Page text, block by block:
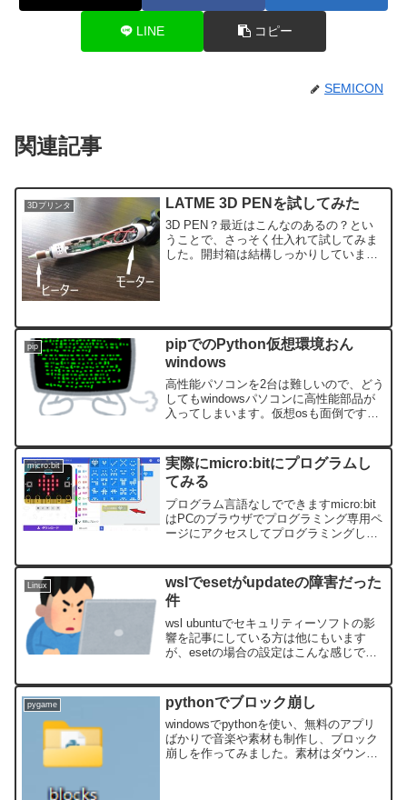
LINE コピー
SEMICON
関連記事
3Dプリンタ LATME 3D PENを試してみた
3D PEN？最近はこんなのあるの？とい
うことで、さっそく仕入れて試してみま
した。開封箱は結構しっかりしていま
pip
pipでのPython仮想環境おん
windows
高性能パソコンを2台は難しいので、どう
してもwindowsパソコンに高性能部品が
入ってしまいます。仮想osも面倒です
をつくりたい！でもAnacondaはそんなに
使わない。といったわけで、pipで環境作
りをしてみました。
micro:bit
実際にmicro:bitにプログラムし
てみる
プログラム言語なしでできますmicro:bit
はPCのブラウザでプログラミング専用ペ
ージにアクセスしてプログラミングしま
ような感じでできます。画面上で、条件
にやることをはめ込むだけです。実際に
やっ...
Linux
wslでesetがupdateの障害だった
件
wsl ubuntuでセキュリティーソフトの影
響を記事にしている方は他にもいます
が、esetの場合の設定はこんな感じでし
pygame pythonでブロック崩し
windowsでpythonを使い、無料のアプリ
ばかりで音楽や素材も制作し、ブロック
崩しを作ってみました。素材はダウンロ